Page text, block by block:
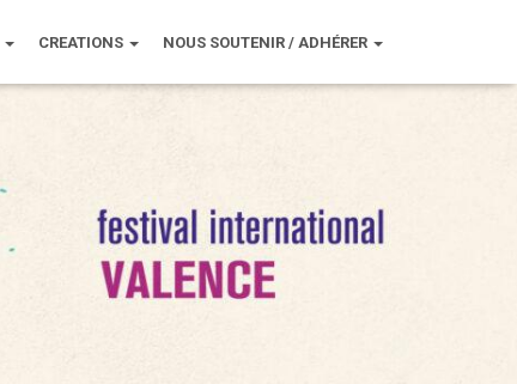
CREATIONS NOUS SOUTENIR / ADHÉRER